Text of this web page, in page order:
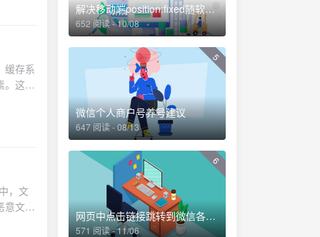
penetration attempt for key: {$key}"); } }3. 应急处理机制<?php /** * 缓存降级处理 */ class CacheDegradationHandler { private bool $cacheEnabled = true; private int $degradationThreshold = 100; // 每秒请求数阈值 public function shouldUseCache(): bool { if (!$this->cacheEnabled) { return false; } // 根据系统负载决定是否使用缓存 $currentLoad = $this->getCurrentSystemLoad(); return $currentLoad < $this->degradationThreshold; } private function getCurrentSystemLoad(): int { // 获取当前系统负载 return Metrics::getRate('requests.per_second'); } public function disableCacheTemporarily(int $second
= file_get_contents($chunkPath); fwrite($finalFile, $chunkData); } fclose($finalFile); // 验证文件完整性（可选） $this->validateMergedFile($finalPath); return $finalPath; } /** * 获取分块文件路径 */ private function getChunkPath(int $chunkIndex): string { return $this->tempDirectory . $this->uploadId . '/chunk_' . $chunkIndex; } /** * 清理分块文件 */ private function cleanupChunks(int $totalChunks): void { for ($i = 0; $i < $totalChunks; $i++) { $chunkPath = $this->getChunkPath($i);
解决移动端position:fixed随软键盘移动的问题
652 阅读 - 10/08
5
微信个人商户号养号建议
647 阅读 - 08/13
6
网页中点击链接跳转到微信各个界面的方法
571 阅读 - 11/06